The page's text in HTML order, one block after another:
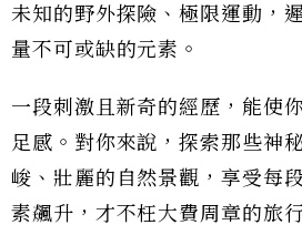
未知的野外探險、極限運動，
量不可或缺的元素。
一段刺激且新奇的經歷，能使
足感。對你來說，探索那些神
峻、壯麗的自然景觀，享受每
素飆升，才不枉大費周章的旅